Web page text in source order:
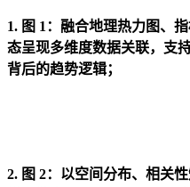
1. 图 1：融合地理热力图、
态呈现多维度数据关联，支
背后的趋势逻辑；
2. 图 2：以空间分布、 相关